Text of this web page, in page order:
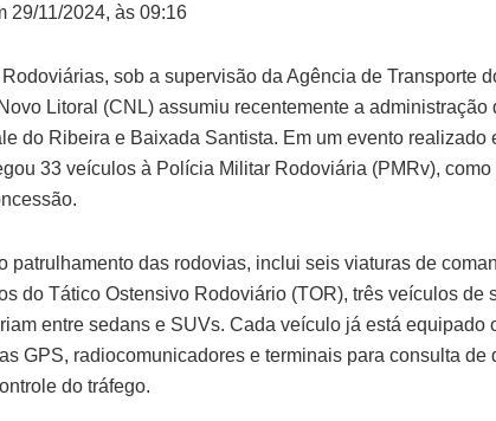
29/11/2024, às 09:16
sob a supervisão da Agência de Transporte
Litoral (CNL) assumiu recentemente a administração
do Ribeira e Baixada Santista. Em um evento realizado
33 veículos à Polícia Militar Rodoviária (PMRv), como
patrulhamento das rodovias, inclui seis viaturas de
do Tático Ostensivo Rodoviário (TOR), três veículos de
entre sedans e SUVs. Cada veículo já está equipado
GPS, radiocomunicadores e terminais para consulta de
do tráfego.